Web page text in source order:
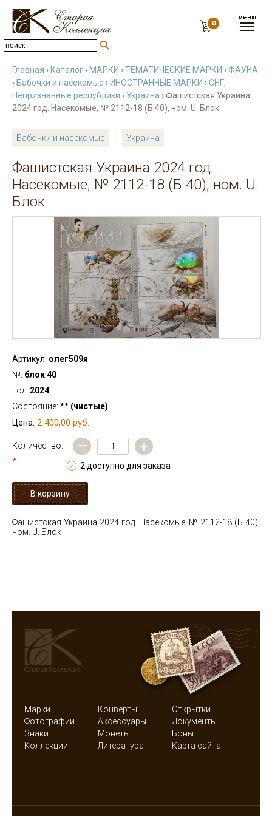
0
Главная › Каталог › МАРКИ ›ТЕМАТИЧЕСКИЕ МАРКИ ›ФАУНА
› Бабочки и насекомые › ИНОСТРАННЫЕ МАРКИ ›СНГ,
Непризнанные республики › Украина › Фашистская Украина
2024 год. Насекомые, № 2112-18 (Б 40), ном. U. Блок
Бабочки и насекомые Украина
Фашистская Украина 2024 год.
Насекомые, № 2112-18 (Б 40), ном. U.
Блок
Артикул: олег509я
№: блок 40
Год: 2024
Состояние: ** (чистые)
Цена: 2 400,00 руб.
Количество:
*
— +
2 доступно для заказа
Фашистская Украина 2024 год. Насекомые, № 2112-18 (Б 40),
ном. U. Блок
Марки Конверты
Открытки
Фотографии
Аксессуары
Документы
Знаки
Монеты
Боны
Коллекции
Литература Карта сайта